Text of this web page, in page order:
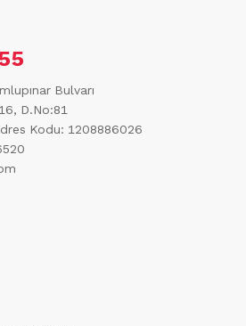
Bulvarı
D.No:81
Kodu: 1208886026